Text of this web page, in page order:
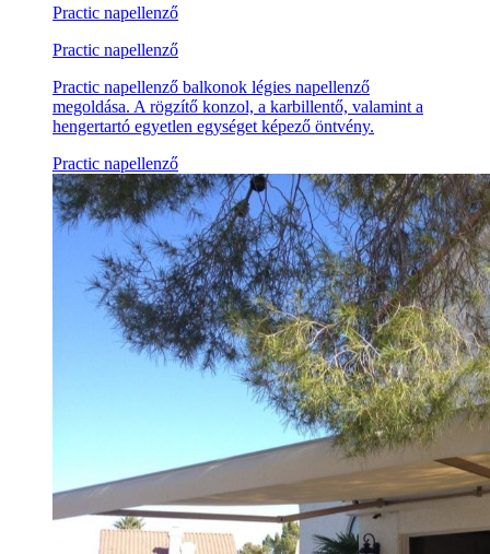
Practic napellenző
Practic napellenző
Practic napellenző balkonok légies napellenző
megoldása. A rögzítő konzol, a karbillentő, valamint a
hengertartó egyetlen egységet képező öntvény.
Practic napellenző